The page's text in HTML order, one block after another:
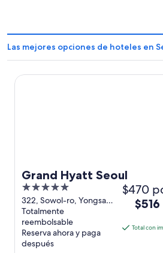
Las mejores opciones de hoteles en
Grand Hyatt Seoul
5
out
of
5
322, Sowol-ro, Yongsan-
gu Seoul Seoul
Totalmente
reembolsable
Reserva ahora y paga
después
$470
El
es
Total con
Grand Hyatt Seoul